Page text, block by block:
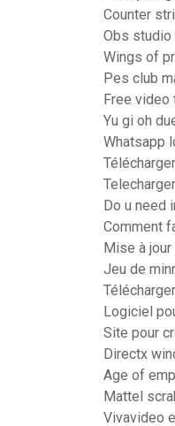
Counter
Obs
Wings of
Pes club
Free video
Yu gi oh
Whatsapp
Do u need
Comment
Mise à
Jeu de
Logiciel
Site pour
Directx
Age of
Mattel
Vivavideo